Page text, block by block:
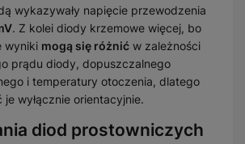
wykazywały napięcie przewodzenia
. Z kolei diody krzemowe więcej, bo
wyniki mogą się różnić w zależności
prądu diody, dopuszczalnego
i temperatury otoczenia, dlatego
wyłącznie orientacyjnie.
diod prostowniczych